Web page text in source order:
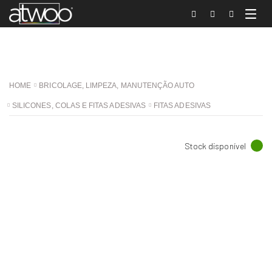
HOME BRICOLAGE, LIMPEZA, MANUTENÇÃO AUTO
SILICONES, COLAS E FITAS ADESIVAS FITAS ADESIVAS
Stock disponível